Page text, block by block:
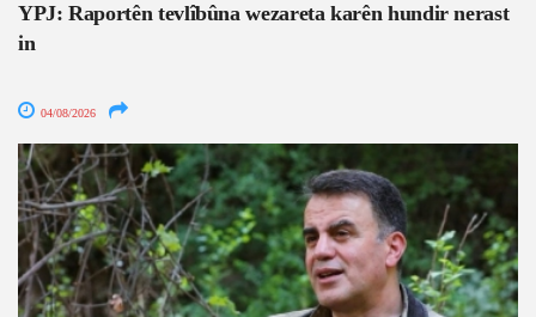
YPJ: Raportên tevlîbûna wezareta karên hundir nerast
in
04/08/2026